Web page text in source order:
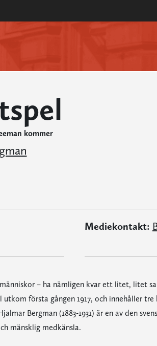
kommer
Mediekontakt:
– ha nämligen kvar ett litet, litet
första gången 1917, och innehåller tre
Bergman (1883-1931) är en av den
mänsklig medkänsla.